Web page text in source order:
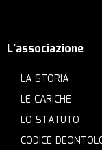
L'associazione
LA STORIA
LE CARICHE
LO STATUTO
CODICE